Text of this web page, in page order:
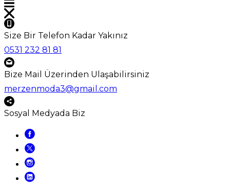
Size Bir Telefon Kadar Yakınız
0531 232 81 81
Bize Mail Üzerinden Ulaşabilirsiniz
merzenmoda3@gmail.com
Sosyal Medyada Biz